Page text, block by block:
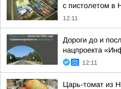
с пистолетом в
12:11
Дороги до и
нацпроекта
12:11
Царь-томат из